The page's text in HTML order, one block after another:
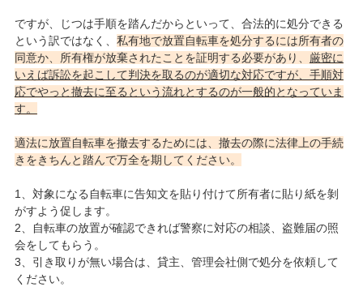
ですが、じつは手順を踏んだからといって、合法的に処分できる
という訳ではなく、 私有地で放置自転車を処分するには所有者の
同意か、所有権が放棄されたことを証明する必要があり、 厳密に
いえば訴訟を起こして判決を取るのが適切な対応ですが、手順対
応でやっと撤去に至るという流れとするのが一般的となっていま
す。
適法に放置自転車を撤去するためには、撤去の際に法律上の手続
きをきちんと踏んで万全を期してください。
1、対象になる自転車に告知文を貼り付けて所有者に貼り紙を剝
がすよう促します。
2、自転車の放置が確認できれば警察に対応の相談、盗難届の照
会をしてもらう。
3、引き取りが無い場合は、貸主、管理会社側で処分を依頼して
ください。